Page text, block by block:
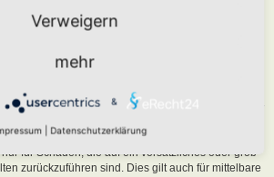
Verfügung gestellt. Beide haben keinen Einfluss auf
der Software für bestimmte Zwecke nicht
Inhalte fremder Foren Einfluss nehmen.
mit Ausnahme der Verletzung von Leben, Körper
der Verletzung wesentlicher Vertragspflichten
für Schäden, die auf ein vorsätzliches oder grob
zurückzuführen sind. Dies gilt auch für mittelbare
Verweigern
mehr
&
Datenschutzerklärung